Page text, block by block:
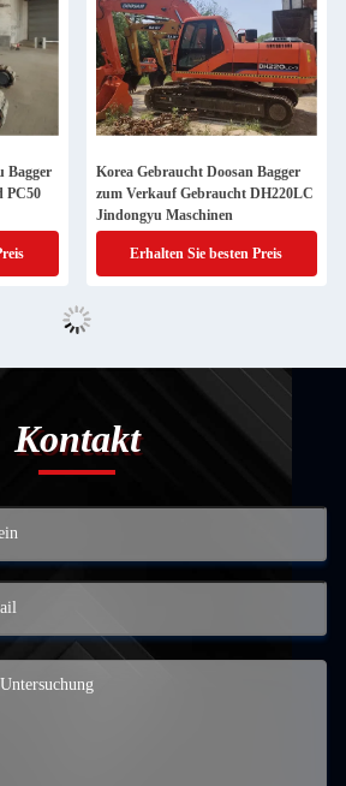
Bagger
PC50
Korea Gebraucht Doosan Bagger
zum Verkauf Gebraucht DH220LC
Jindongyu Maschinen
Erhalten Sie besten Preis
Kontakt